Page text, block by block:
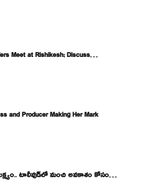
Meet at Rishikesh; Discuss…
and Producer Making Her Mark
టాలీవుడ్‌లో మంచి అవకాశం కోసం…